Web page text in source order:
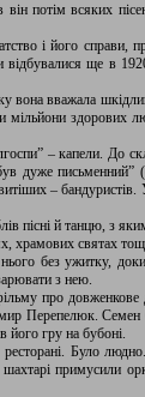
потім всяких
і його справи,
відбувалися ще в
вона вважала
здорових
– капели. До
дуже письменний”
–
пісні й танцю, з
храмових святах
без ужитку,
з нею.
про довженкове
Перепелюк.
його гру на бубоні.
Було
шахтарі примусили